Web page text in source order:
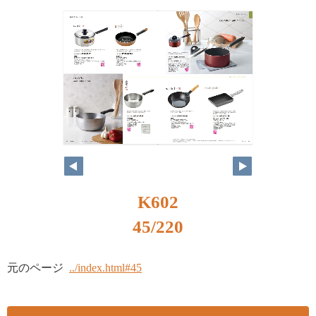
K602
45/220
元のページ ../index.html#45